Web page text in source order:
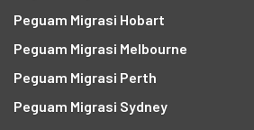
Peguam Migrasi Hobart
Peguam Migrasi Melbourne
Peguam Migrasi Perth
Peguam Migrasi Sydney